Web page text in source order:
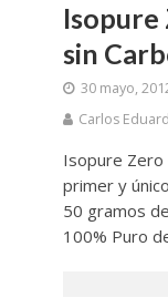
Isopure
sin
30 mayo,
Carlos
Isopure Zero
primer y
50 gramos
100% Puro